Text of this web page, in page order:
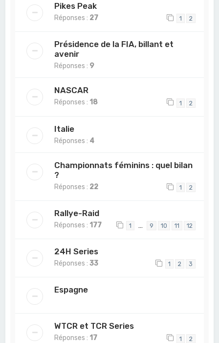
Pikes Peak
Réponses : 27 1 2
Présidence de la FIA, billant et
avenir
Réponses : 9
NASCAR
Réponses : 18 1 2
Italie
Réponses : 4
Championnats féminins : quel bilan
?
Réponses : 22 1 2
Rallye-Raid
Réponses : 177 1 … 9 10 11 12
24H Series
Réponses :33 1 2 3
Espagne
WTCR et TCR Series
Réponses : 17 1 2